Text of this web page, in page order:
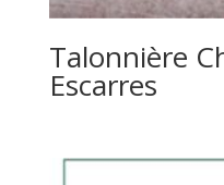
Talonnière
Escarres